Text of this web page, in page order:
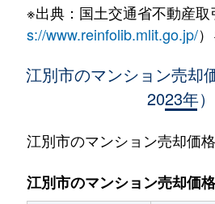
野幌末広町
180万円
190万円
野幌末広町
150万円
野幌住吉町
950万円
※出典：国土交通省不動産取
s://www.reinfolib.mlit.go.jp/
江別市のマンション売却
2023年）
江別市のマンション売却価格
江別市のマンション売却価